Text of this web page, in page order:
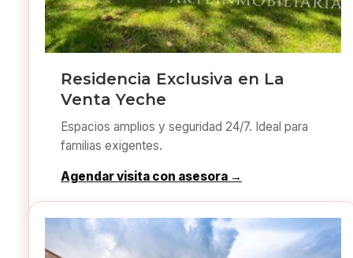
Residencia Exclusiva en La
Venta Yeche
Espacios amplios y seguridad 24/7. Ideal para
familias exigentes.
Agendar visita con asesora →